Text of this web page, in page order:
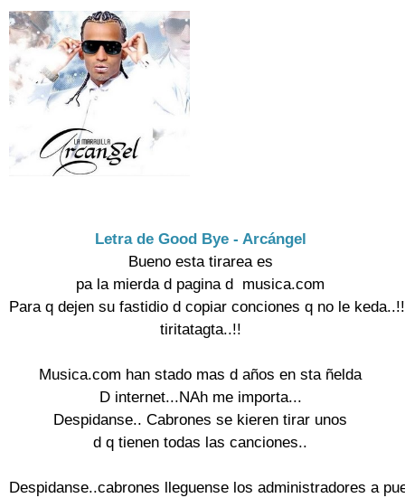
Letra de Good Bye - Arcángel
Bueno esta tirarea es
pa la mierda d pagina d  musica.com
Para q dejen su fastidio d copiar conciones q no le
tiritatagta..!!
Musica.com han stado mas d años en sta ñelda
D internet...NAh me importa...
Despidanse.. Cabrones se kieren tirar unos
d q tienen todas las canciones..
Despidanse..cabrones lleguense los administradores a